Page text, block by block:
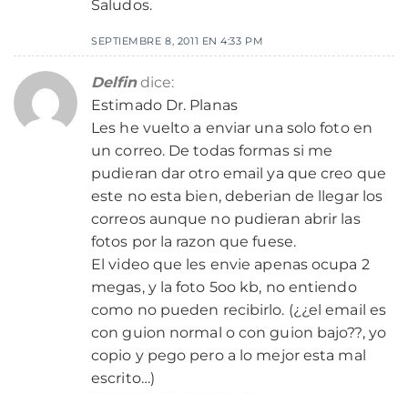
Saludos.
SEPTIEMBRE 8, 2011 EN 4:33 PM
Delfin dice:
Estimado Dr. Planas
Les he vuelto a enviar una solo foto en
un correo. De todas formas si me
pudieran dar otro email ya que creo que
este no esta bien, deberian de llegar los
correos aunque no pudieran abrir las
fotos por la razon que fuese.
El video que les envie apenas ocupa 2
megas, y la foto 5oo kb, no entiendo
como no pueden recibirlo. (¿¿el email es
con guion normal o con guion bajo??, yo
copio y pego pero a lo mejor esta mal
escrito…)